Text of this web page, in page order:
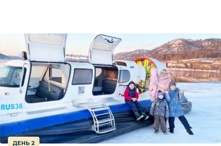
Для начала мы посетим"Тальцы"
- место, которое
изменит ваше представление о музеях. На огромной
территории под открытым небом
расположились памятники деревянного зодчества XVII
- начала XX векаи реконструированные строения,
объединённые в несколько исторических зон. В
"Тальцах" вы можете пройти по лестной тропе до
эвенкийского стойбища, заглянуть в крестьянскую избу
и бурятскую юрту, а также прикоснуться к
ДЕНЬ 2